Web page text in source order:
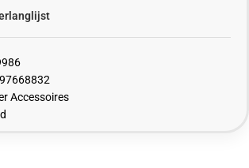
Accessoires